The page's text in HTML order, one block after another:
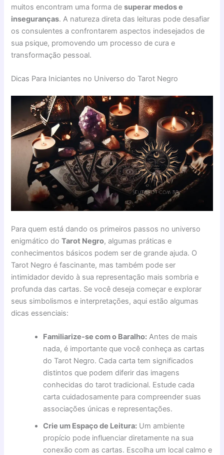
muitos encontram uma forma desuperar medos e
inseguranças. A natureza direta das leituras pode desafiar
os consulentes a confrontarem aspectos indesejados de
sua psique, promovendo um processo de cura e
transformação pessoal.
Dicas Para Iniciantes no Universo do Tarot Negro
Para quem está dando os primeiros passos no universo
enigmático doTarot Negro, algumas práticas e
conhecimentos básicos podem ser de grande ajuda. O
Tarot Negro é fascinante, mas também pode ser
intimidador devido à sua representação mais sombria e
profunda das cartas. Se você deseja começar e explorar
seus simbolismos e interpretações, aqui estão algumas
dicas essenciais:
Familiarize-se com o Baralho: Antes de mais
nada, é importante que você conheça as cartas
do Tarot Negro. Cada carta tem significados
distintos que podem diferir das imagens
conhecidas do tarot tradicional. Estude cada
carta cuidadosamente para compreender suas
associações únicas e representações.
Crie um Espaço de Leitura: Um ambiente
propício pode influenciar diretamente na sua
conexão com as cartas. Escolha um local calmo e